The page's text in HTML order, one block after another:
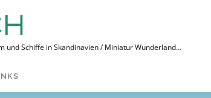
und Schiffe in Skandinavien / Miniatur Wunderland…